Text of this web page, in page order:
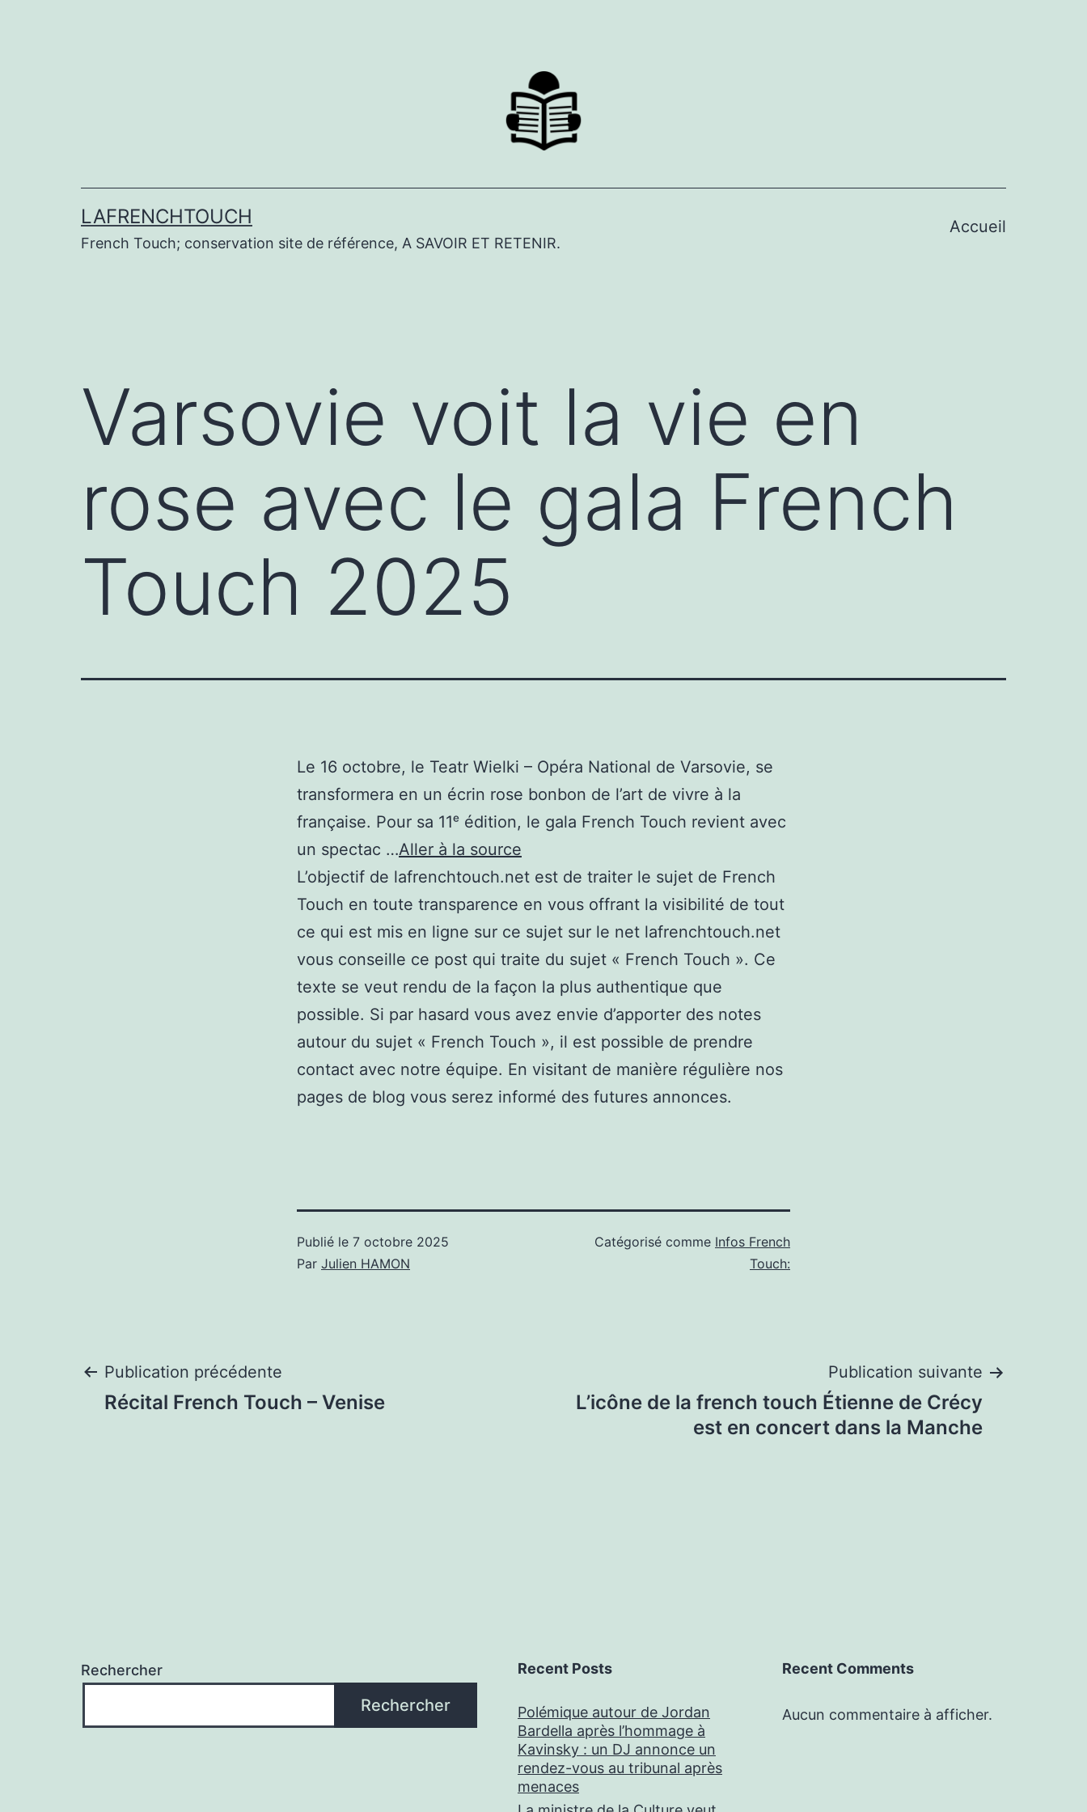
LAFRENCHTOUCH
French Touch; conservation site de référence, A SAVOIR ET RETENIR.
Accueil
Varsovie voit la vie en
rose avec le gala French
Touch 2025
Le 16 octobre, le Teatr Wielki – Opéra National de Varsovie, se
transformera en un écrin rose bonbon de l’art de vivre à la
française. Pour sa 11ᵉ édition, le gala French Touch revient avec
un spectac …Aller à la source
L’objectif de lafrenchtouch.net est de traiter le sujet de French
Touch en toute transparence en vous offrant la visibilité de tout
ce qui est mis en ligne sur ce sujet sur le net lafrenchtouch.net
vous conseille ce post qui traite du sujet « French Touch ». Ce
texte se veut rendu de la façon la plus authentique que
possible. Si par hasard vous avez envie d’apporter des notes
autour du sujet « French Touch », il est possible de prendre
contact avec notre équipe. En visitant de manière régulière nos
pages de blog vous serez informé des futures annonces.
Publié le 7 octobre 2025
Par Julien HAMON
Catégorisé comme Infos French
Touch:
Navigation
Publication précédente
Récital French Touch – Venise
Publication suivante
L’icône de la french touch Étienne de Crécy
est en concert dans la Manche
Rechercher
Rechercher
Recent Posts
Polémique autour de Jordan
Bardella après l’hommage à
Kavinsky : un DJ annonce un
rendez-vous au tribunal après
menaces
Recent Comments
Aucun commentaire à afficher.